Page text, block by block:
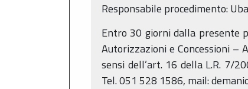
Responsabile procedimento:
Entro 30 giorni dalla presente
Autorizzazioni e Concessioni –
sensi dell’art. 16 della L.R. 7/
Tel. 051 528 1586, mail: